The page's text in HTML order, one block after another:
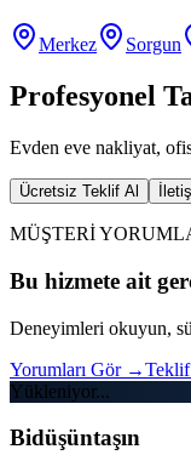
Merkez Sorgun
Profesyonel
Evden eve nakliyat,
Ücretsiz Teklif Al
MÜŞTERİ
Bu hizmete ait
Deneyimleri okuyun,
Yorumları Gör →
Yükleniyor...
Bidüşüntaşın